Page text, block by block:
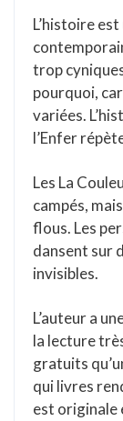
L’histoire
trop
pourquoi,
variées.
l’Enfer
Les La
campés,
flous. Les
dansent sur
invisibles.
L’auteur a
la lecture
gratuits
qui livres
est originale